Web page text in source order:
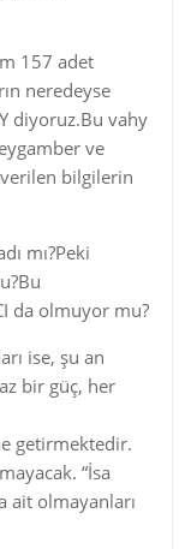
157 adet
neredeyse
diyoruz.Bu vahy
ve
bilgilerin
mı?Peki
da olmuyor mu?
ise, şu an
bir güç, her
getirmektedir.
“İsa
ait olmayanları